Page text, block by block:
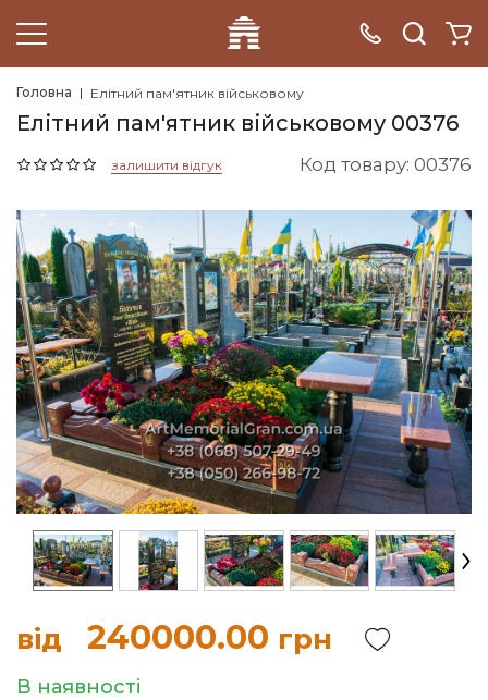
Головна Елітний пам'ятник військовому
Елітний пам'ятник військовому 00376
залишити відгук Код товару: 00376
від 240000.00 грн
В наявності